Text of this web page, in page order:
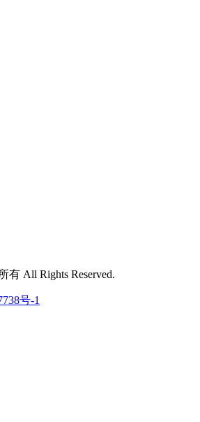
有 All Rights Reserved.
号-1